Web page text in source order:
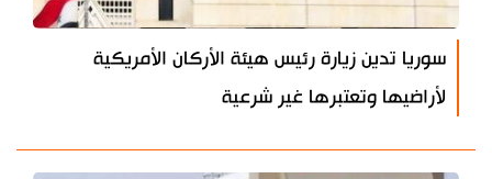
سوريا تدين زيارة رئيس هيئة الأركان الأمريكية
لأراضيها وتعتبرها غير شرعية